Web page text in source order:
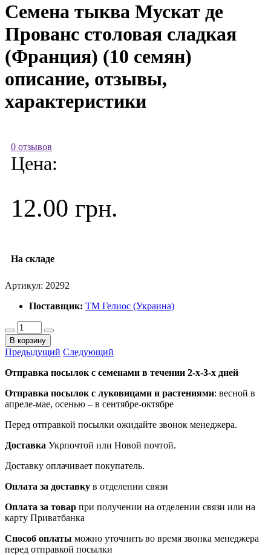
Семена тыква Мускат де
Прованс столовая сладкая
(Франция) (10 семян)
описание, отзывы,
характеристики
0 отзывов
Цена:
12.00 грн.
На складе
Артикул: 20292
Поставщик: ТМ Гелиос (Украина)
В корзину
Предыдущий Следующий
Отправка посылок с семенами в течении 2-х-3-х дней
Отправка посылок с луковицами и растениями: весной в
апреле-мае, осенью – в сентябре-октябре
Перед отправкой посылки ожидайте звонок менеджера.
Доставка Укрпочтой или Новой почтой.
Доставку оплачивает покупатель.
Оплата за доставку в отделении связи
Оплата за товар при получении на отделении связи или на
карту Приватбанка
Способ оплаты можно уточнить во время звонка менеджера
перед отправкой посылки